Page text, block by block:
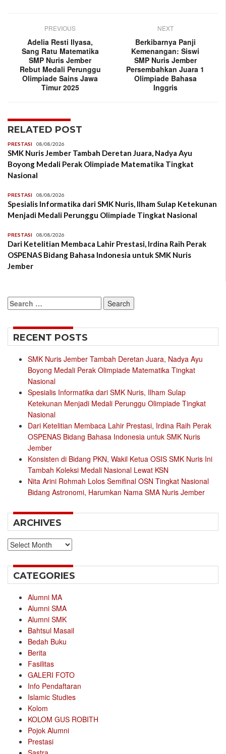
PREVIOUS
Adelia Resti Ilyasa,
Sang Ratu Matematika
SMP Nuris Jember
Rebut Medali Perunggu
Olimpiade Sains Jawa
Timur 2025
NEXT
Berkibarnya Panji
Kemenangan: Siswi
SMP Nuris Jember
Persembahkan Juara 1
Olimpiade Bahasa
Inggris
RELATED POST
PRESTASI 08/08/2026
SMK Nuris Jember Tambah Deretan Juara, Nadya Ayu
Boyong Medali Perak Olimpiade Matematika Tingkat
Nasional
PRESTASI 08/08/2026
Spesialis Informatika dari SMK Nuris, Ilham Sulap Ketekunan
Menjadi Medali Perunggu Olimpiade Tingkat Nasional
PRESTASI 08/08/2026
Dari Ketelitian Membaca Lahir Prestasi, Irdina Raih Perak
OSPENAS Bidang Bahasa Indonesia untuk SMK Nuris
Jember
Search
for:
RECENT POSTS
SMK Nuris Jember Tambah Deretan Juara, Nadya Ayu
Boyong Medali Perak Olimpiade Matematika Tingkat
Nasional
Spesialis Informatika dari SMK Nuris, Ilham Sulap
Ketekunan Menjadi Medali Perunggu Olimpiade Tingkat
Nasional
Dari Ketelitian Membaca Lahir Prestasi, Irdina Raih Perak
OSPENAS Bidang Bahasa Indonesia untuk SMK Nuris
Jember
Konsisten di Bidang PKN, Wakil Ketua OSIS SMK Nuris Ini
Tambah Koleksi Medali Nasional Lewat KSN
Nita Arini Rohmah Lolos Semifinal OSN Tingkat Nasional
Bidang Astronomi, Harumkan Nama SMA Nuris Jember
ARCHIVES
Archives
CATEGORIES
Alumni MA
Alumni SMA
Alumni SMK
Bahtsul Masail
Bedah Buku
Berita
Fasilitas
GALERI FOTO
Info Pendaftaran
Islamic Studies
Kolom
KOLOM GUS ROBITH
Pojok Alumni
Prestasi